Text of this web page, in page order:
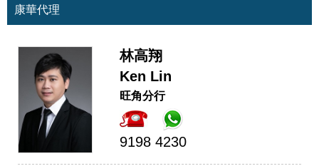
康華代理
林高翔
Ken Lin
旺角分行
9198 4230